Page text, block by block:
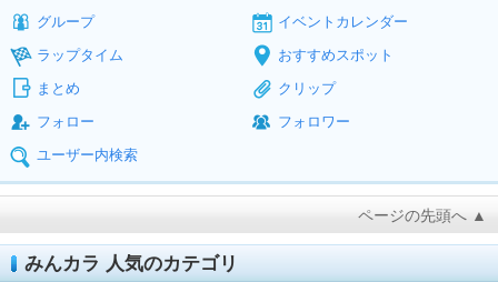
グループ
イベントカレンダー
ラップタイム
おすすめスポット
まとめ
クリップ
フォロー
フォロワー
ユーザー内検索
ページの先頭へ ▲
みんカラ 人気のカテゴリ